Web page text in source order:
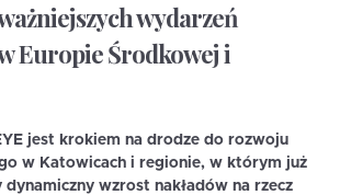
wydarzeń
Europie Środkowej i
jest krokiem na drodze do rozwoju
w Katowicach i regionie, w którym już
wzrost nakładów na rzecz